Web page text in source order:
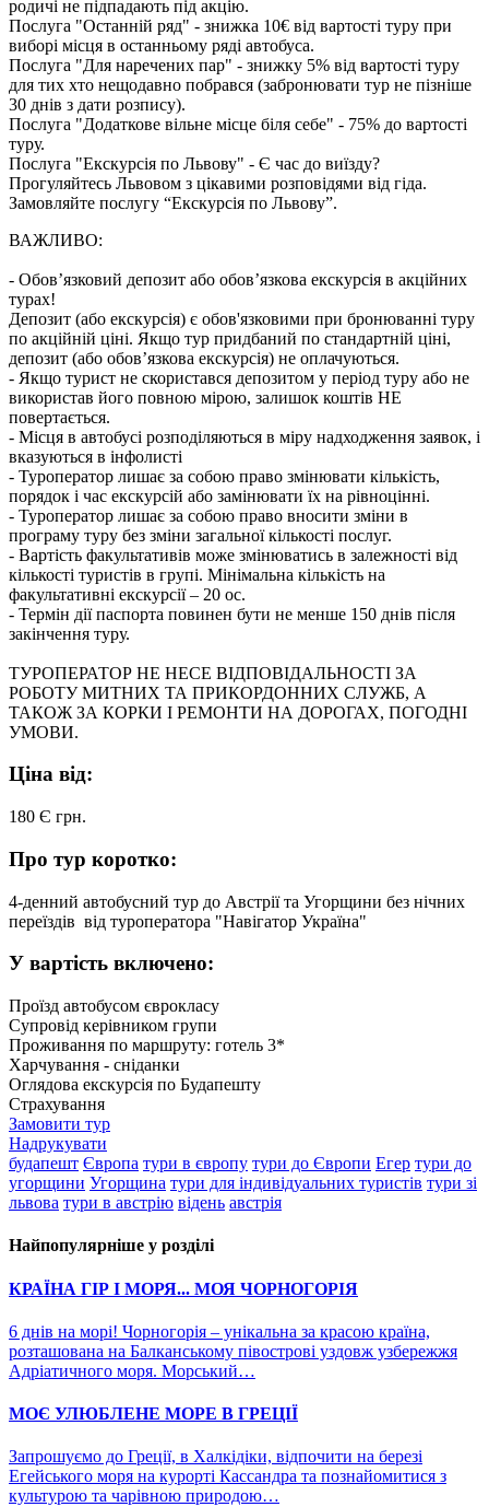
родичі не підпадають під акцію.
Послуга "Останній ряд" - знижка 10€ від вартості туру при
виборі місця в останньому ряді автобуса.
Послуга "Для наречених пар" - знижку 5% від вартості туру
для тих хто нещодавно побрався (забронювати тур не пізніше
30 днів з дати розпису).
Послуга "Додаткове вільне місце біля себе" - 75% до вартості
туру.
Послуга "Екскурсія по Львову" - Є час до виїзду?
Прогуляйтесь Львовом з цікавими розповідями від гіда.
Замовляйте послугу “Екскурсія по Львову”.
ВАЖЛИВО:
- Обов’язковий депозит або обов’язкова екскурсія в акційних
турах!
Депозит (або екскурсія) є обов'язковими при бронюванні туру
по акційній ціні. Якщо тур придбаний по стандартній ціні,
депозит (або обов’язкова екскурсія) не оплачуються.
- Якщо турист не скористався депозитом у період туру або не
використав його повною мірою, залишок коштів НЕ
повертається.
- Місця в автобусі розподіляються в міру надходження заявок, і
вказуються в інфолисті
- Туроператор лишає за собою право змінювати кількість,
порядок і час екскурсій або замінювати їх на рівноцінні.
- Туроператор лишає за собою право вносити зміни в
програму туру без зміни загальної кількості послуг.
- Вартість факультативів може змінюватись в залежності від
кількості туристів в групі. Мінімальна кількість на
факультативні екскурсії – 20 ос.
- Термін дії паспорта повинен бути не менше 150 днів після
закінчення туру.
ТУРОПЕРАТОР НЕ НЕСЕ ВІДПОВІДАЛЬНОСТІ ЗА
РОБОТУ МИТНИХ ТА ПРИКОРДОННИХ СЛУЖБ, А
ТАКОЖ ЗА КОРКИ І РЕМОНТИ НА ДОРОГАХ, ПОГОДНІ
УМОВИ.
Ціна від:
180 Є грн.
Про тур коротко:
4-денний автобусний тур до Австрії та Угорщини без нічних
переїздів від туроператора "Навігатор Україна"
У вартість включено:
Проїзд автобусом єврокласу
Супровід керівником групи
Проживання по маршруту: готель 3*
Харчування - сніданки
Оглядова екскурсія по Будапешту
Страхування
Замовити тур
Надрукувати
будапешт Європа тури в європу тури до Європи Егер тури до
угорщини Угорщина тури для індивідуальних туристів тури зі
львова тури в австрію відень австрія
Найпопулярніше у розділі
КРАЇНА ГІР І МОРЯ... МОЯ ЧОРНОГОРІЯ
6 днів на морі! Чорногорія – унікальна за красою країна,
розташована на Балканському півострові уздовж узбережжя
Адріатичного моря. Морський…
МОЄ УЛЮБЛЕНЕ МОРЕ В ГРЕЦІЇ
Запрошуємо до Греції, в Халкідіки, відпочити на березі
Егейського моря на курорті Кассандра та познайомитися з
культурою та чарівною природою…